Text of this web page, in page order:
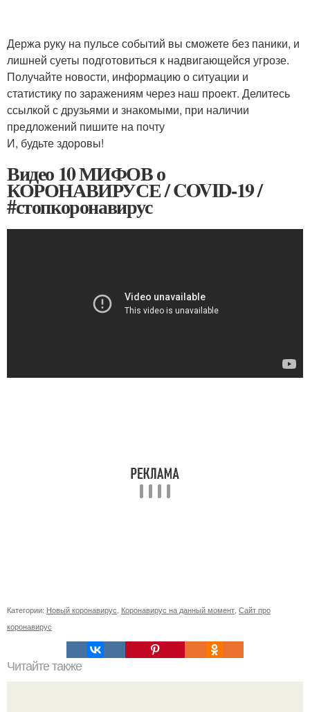
Держа руку на пульсе событий вы сможете без паники, и
лишней суеты подготовиться к надвигающейся угрозе.
Получайте новости, информацию о ситуации и
статистику по заражениям через наш проект. Делитесь
ссылкой с друзьями и знакомыми, при наличии
предложений пишите на почту
И, будьте здоровы!
Видео 10 МИФОВ о
КОРОНАВИРУСЕ / COVID-19 /
#стопкоронавирус
Категории: Новый коронавирус Коронавирус на данный момент Сайт про
коронавирус
Читайте также